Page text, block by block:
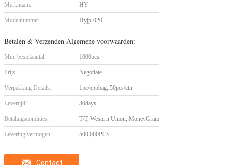
Merknaam: HY
Modelnummer: Hyjp-020
Betalen & Verzenden Algemene voorwaarden:
Min. bestelaantal: 1000pcs
Prijs: Negotiate
Verpakking Details: 1pc/oppbag, 50pcs/ctn
Levertijd: 30days
Betalingscondities: T/T, Western Union, MoneyGram
Levering vermogen: 500,000PCS
Contact